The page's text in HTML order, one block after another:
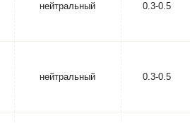
нейтральный 0.3-0.5
нейтральный 0.3-0.5